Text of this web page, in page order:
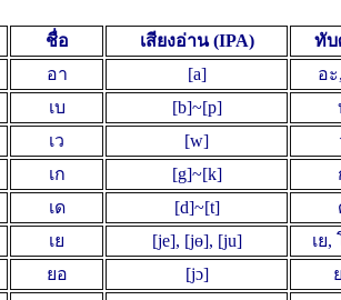
ชื่อ เสียงอ่าน (IPA) ทับ
อา [a] อ
เบ [b]~[p]
เว [w]
เก [g]~[k]
เด [d]~[t]
เย [je], [jɵ], [ju] เย,
ยอ [jɔ]